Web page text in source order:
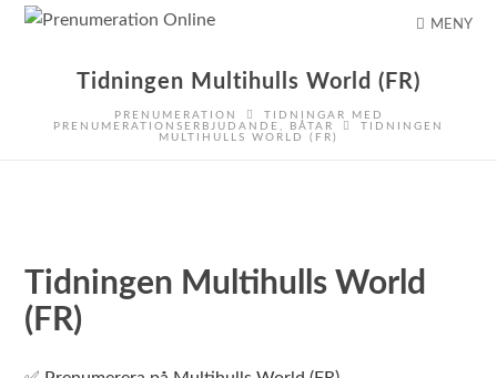
MENY
Tidningen Multihulls World (FR)
PRENUMERATION
TIDNINGAR MED
PRENUMERATIONSERBJUDANDE , BÅTAR
TIDNINGEN
MULTIHULLS WORLD (FR)
Tidningen Multihulls World
(FR)